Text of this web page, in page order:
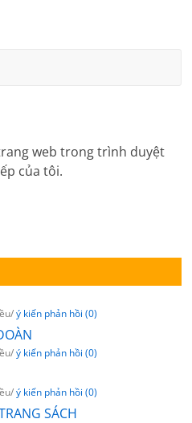
web trong trình duyệt
của tôi.
ý kiến phản hồi (0)
ý kiến phản hồi (0)
ý kiến phản hồi (0)
SÁCH